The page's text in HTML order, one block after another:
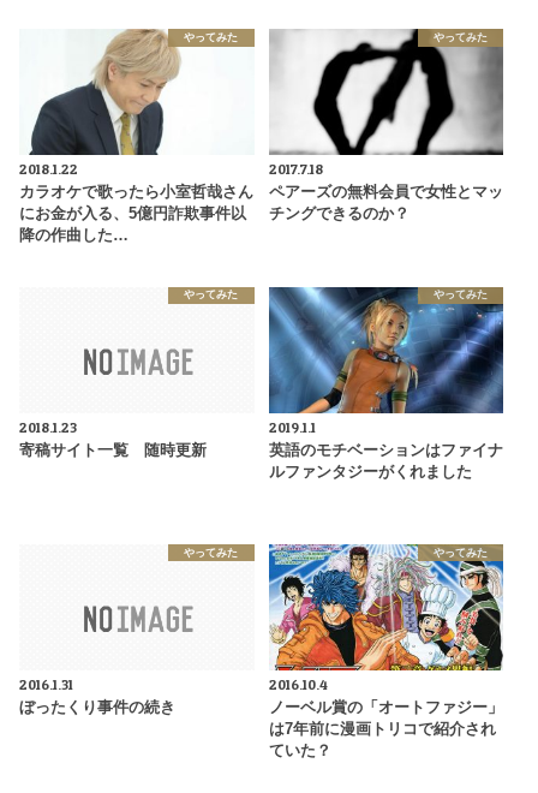
やってみた
2018.1.22
カラオケで歌ったら小室哲哉さん
にお金が入る、5億円詐欺事件以
降の作曲した…
やってみた
2017.7.18
ペアーズの無料会員で女性とマッ
チングできるのか？
やってみた
2018.1.23
寄稿サイト一覧 随時更新
やってみた
2019.1.1
英語のモチベーションはファイナ
ルファンタジーがくれました
やってみた
2016.1.31
ぼったくり事件の続き
やってみた
2016.10.4
ノーベル賞の「オートファジー」
は7年前に漫画トリコで紹介され
ていた？